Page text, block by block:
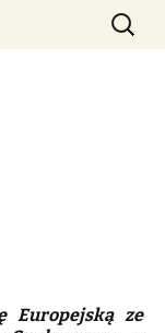
w ŚrodzieSzukaj:
Europejską ze